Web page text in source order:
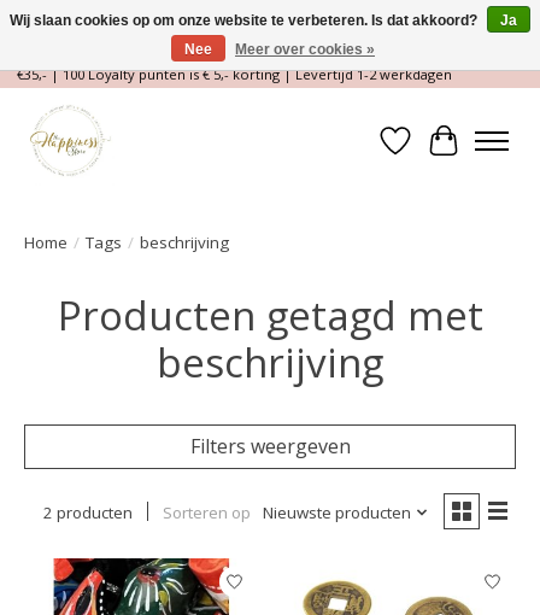
Magische Conceptstore, Edelstenen & Spirituele winkel | Gratis verzending >
€35,- | 100 Loyalty punten is € 5,- korting | Levertijd 1-2 werkdagen
Verlanglijst
Home / Tags / beschrijving
Producten getagd met
beschrijving
Filters weergeven
2 producten Sorteren op Nieuwste producten
Wij slaan cookies op om onze website te verbeteren. Is dat akkoord?
Ja
Nee
Meer over cookies »